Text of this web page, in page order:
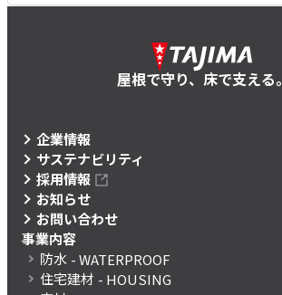
屋根で守り、床で支える。
企業情報
サステナビリティ
採用情報
お知らせ
お問い合わせ
事業内容
防水 - WATERPROOF
住宅建材 - HOUSING